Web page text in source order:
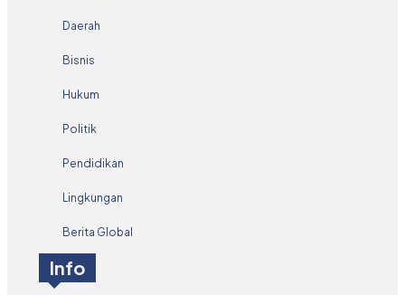
Daerah
Bisnis
Hukum
Politik
Pendidikan
Lingkungan
Berita Global
Info